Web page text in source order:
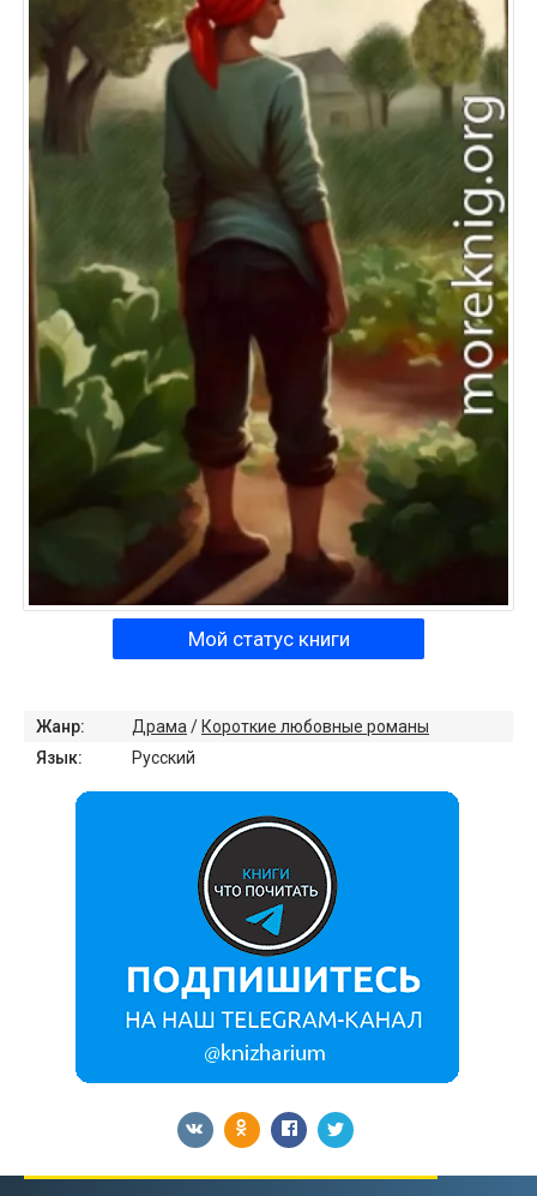
Мой статус книги
Жанр: Драма /Короткие любовные романы
Язык:
Русский